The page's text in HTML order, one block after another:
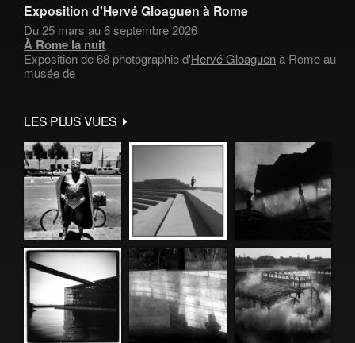
Exposition d'Hervé Gloaguen à Rome
Du 25 mars au 6 septembre 2026
À Rome la nuit
Exposition de 68 photographie d'Hervé Gloaguenà Rome au
musée de
LES PLUS VUES